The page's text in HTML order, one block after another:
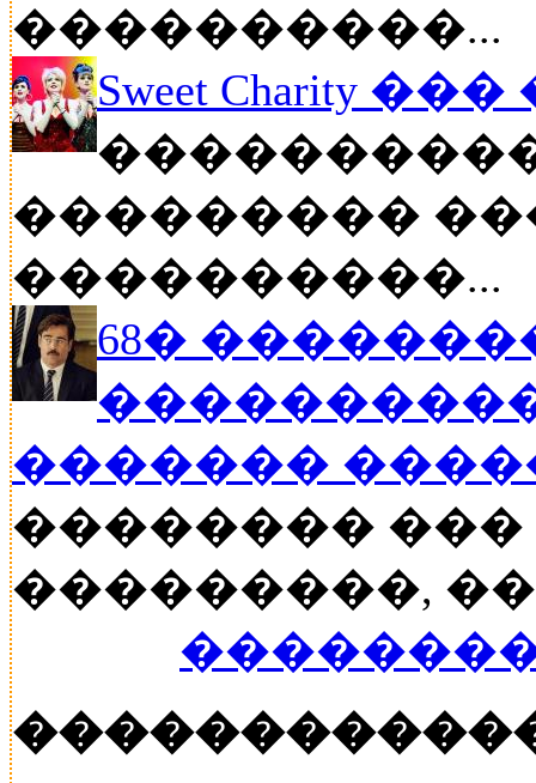
����������...
Sweet Charity
���������
����������...
68�
�������
��������
���������,